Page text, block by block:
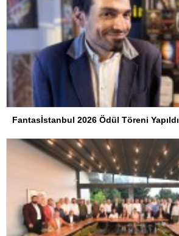
Fantasİstanbul 2026 Ödül Töreni Yapıldı